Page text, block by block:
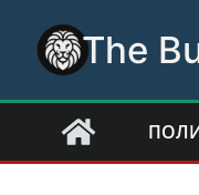
content
The